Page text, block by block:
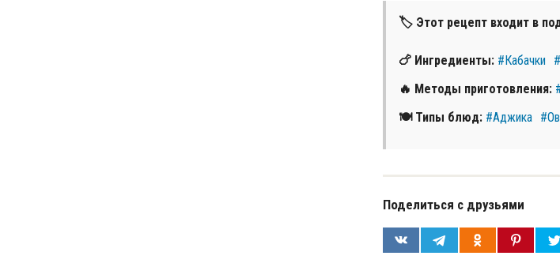
🏷 Этот рецепт входит в
🍗 Ингредиенты: #Кабачки
🔥 Методы приготовления:
🍽 Типы блюд: #Аджика
Поделиться с друзьями